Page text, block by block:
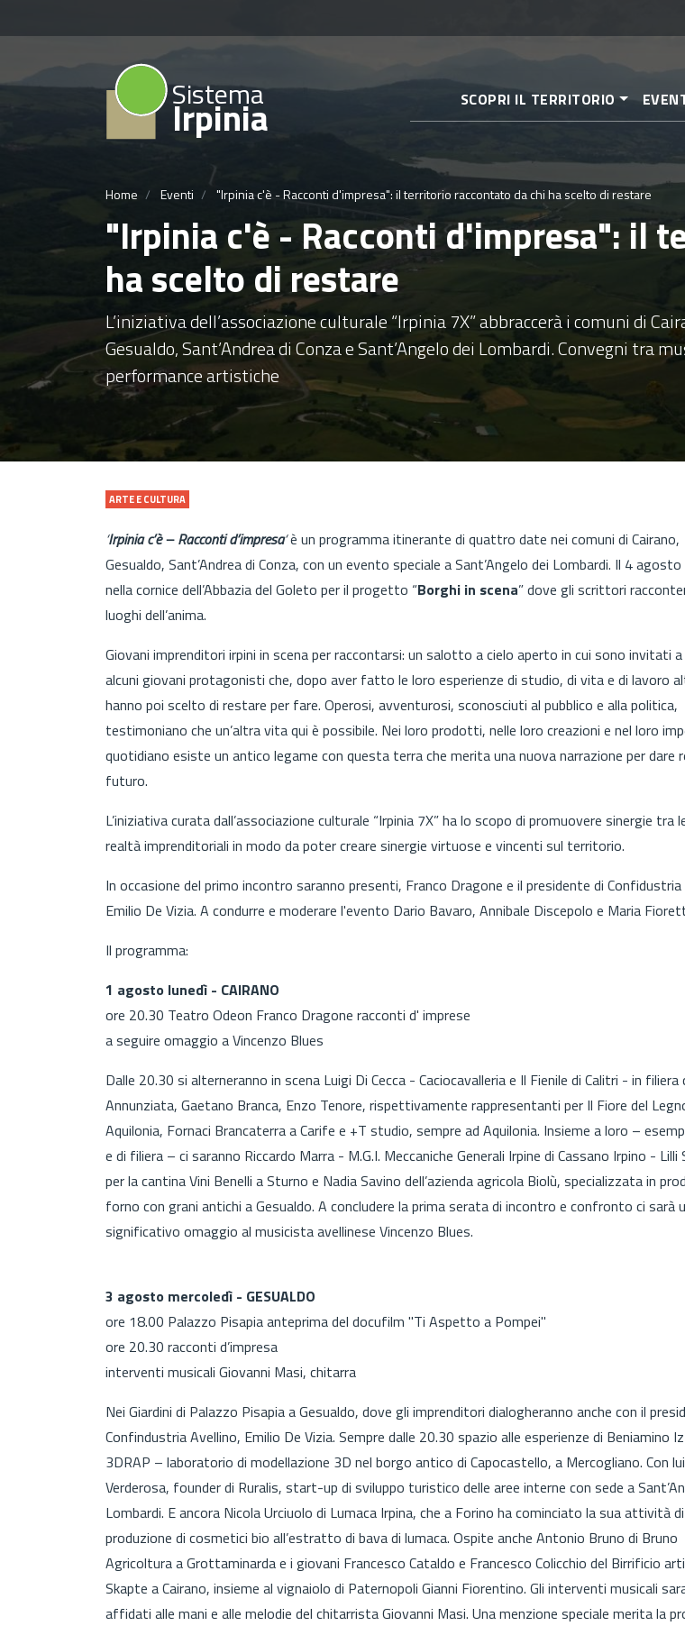
al
Sistema
Irpinia SCOPRI IL TERRITORIO
Home Eventi "Irpinia c'è - Racconti d'impresa": il territorio raccontato da chi ha scelto di restare
"Irpinia c'è - Racconti d'impresa": il
ha scelto di restare
L’iniziativa dell’associazione culturale “Irpinia 7X” abbraccerà i comuni di
Gesualdo, Sant’Andrea di Conza e Sant’Angelo dei Lombardi. Convegni tra
performance artistiche
ARTE E CULTURA
‘Irpinia c’è – Racconti d’impresa‘è un programma itinerante di quattro date nei comuni di Cairano,
Gesualdo, Sant’Andrea di Conza, con un evento speciale a Sant’Angelo dei Lombardi. Il 4
nella cornice dell’Abbazia del Goleto per il progetto “Borghi in scena” dove gli scrittori
luoghi dell’anima.
Giovani imprenditori irpini in scena per raccontarsi: un salotto a cielo aperto in cui sono invitati a
alcuni giovani protagonisti che, dopo aver fatto le loro esperienze di studio, di vita e di lavoro
hanno poi scelto di restare per fare. Operosi, avventurosi, sconosciuti al pubblico e alla politica,
testimoniano che un’altra vita qui è possibile. Nei loro prodotti, nelle loro creazioni e nel loro
quotidiano esiste un antico legame con questa terra che merita una nuova narrazione per dare
futuro.
L’iniziativa curata dall’associazione culturale “Irpinia 7X” ha lo scopo di promuovere sinergie tra
realtà imprenditoriali in modo da poter creare sinergie virtuose e vincenti sul territorio.
In occasione del primo incontro saranno presenti, Franco Dragone e il presidente di Confidustria
Emilio De Vizia. A condurre e moderare l'evento Dario Bavaro, Annibale Discepolo e Maria
Il programma:
1 agosto lunedì - CAIRANO
ore 20.30 Teatro Odeon Franco Dragone racconti d' imprese
a seguire omaggio a Vincenzo Blues
Dalle 20.30 si alterneranno in scena Luigi Di Cecca - Caciocavalleria e Il Fienile di Calitri - in filiera
Annunziata, Gaetano Branca, Enzo Tenore, rispettivamente rappresentanti per Il Fiore del
Aquilonia, Fornaci Brancaterra a Carife e +T studio, sempre ad Aquilonia. Insieme a loro –
e di filiera – ci saranno Riccardo Marra - M.G.I. Meccaniche Generali Irpine di Cassano Irpino - Lilli
per la cantina Vini Benelli a Sturno e Nadia Savino dell’azienda agricola Biolù, specializzata in
forno con grani antichi a Gesualdo. A concludere la prima serata di incontro e confronto ci sarà
significativo omaggio al musicista avellinese Vincenzo Blues.
3 agosto mercoledì - GESUALDO
ore 18.00 Palazzo Pisapia anteprima del docufilm "Ti Aspetto a Pompei"
ore 20.30 racconti d’impresa
interventi musicali Giovanni Masi, chitarra
Nei Giardini di Palazzo Pisapia a Gesualdo, dove gli imprenditori dialogheranno anche con il
Confindustria Avellino, Emilio De Vizia. Sempre dalle 20.30 spazio alle esperienze di Beniamino
3DRAP – laboratorio di modellazione 3D nel borgo antico di Capocastello, a Mercogliano. Con
Verderosa, founder di Ruralis, start-up di sviluppo turistico delle aree interne con sede a
Lombardi. E ancora Nicola Urciuolo di Lumaca Irpina, che a Forino ha cominciato la sua attività di
produzione di cosmetici bio all’estratto di bava di lumaca. Ospite anche Antonio Bruno di Bruno
Agricoltura a Grottaminarda e i giovani Francesco Cataldo e Francesco Colicchio del Birrificio
Skapte a Cairano, insieme al vignaiolo di Paternopoli Gianni Fiorentino. Gli interventi musicali
affidati alle mani e alle melodie del chitarrista Giovanni Masi. Una menzione speciale merita la